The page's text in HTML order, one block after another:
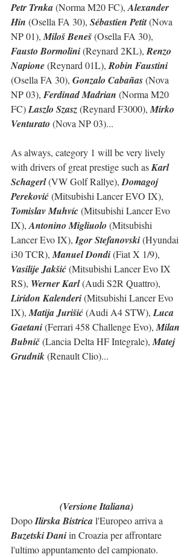
Petr Trnka (Norma M20 FC), Alexander
Hin (Osella FA 30), Sébastien Petit (Nova
NP 01), Miloš Beneš (Osella FA 30),
Fausto Bormolini (Reynard 2KL), Renzo
Napione (Reynard 01L), Robin Faustini
(Osella FA 30), Gonzalo Cabañas (Nova
NP 03), Ferdinad Madrian (Norma M20
FC) Laszlo Szasz (Reynard F3000), Mirko
Venturato (Nova NP 03)...
As always, category 1 will be very lively
with drivers of great prestige such as Karl
Schagerl (VW Golf Rallye), Domagoj
Pereković (Mitsubishi Lancer EVO IX),
Tomislav Muhvíc (Mitsubishi Lancer Evo
IX), Antonino Migliuolo (Mitsubishi
Lancer Evo IX), Igor Stefanovski (Hyundai
i30 TCR), Manuel Dondi (Fiat X 1/9),
Vasilije Jakšić (Mitsubishi Lancer Evo IX
RS), Werner Karl (Audi S2R Quattro),
Liridon Kalenderi (Mitsubishi Lancer Evo
IX), Matija Jurišić (Audi A4 STW), Luca
Gaetani (Ferrari 458 Challenge Evo), Milan
Bubnič (Lancia Delta HF Integrale), Matej
Grudnik (Renault Clio)...
(Versione Italiana)
Dopo Ilirska Bistrica l'Europeo arriva a
Buzetski Dani in Croazia per affrontare
l'ultimo appuntamento del campionato.